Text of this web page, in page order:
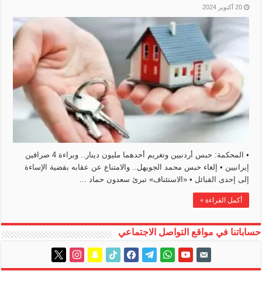
20 أكتوبر 2024
• المحكمة: حبس أردنيين وتغريم أحدهما مليون دينار.. وبراءة 4 صرافين
إيرانيين • إلغاء حبس محمد الجويهل.. والامتناع عن عقابه بقضية الإساءة
إلى إحدى القبائل • ‏«الاستئناف» تبرئ سعدون حماد …
أكمل القراءة »
حساباتنا في مواقع التواصل الاجتماعي
email-
alt
youtube
whatsapp
telegram
facebook
tiktok
snapchat
instagram
x